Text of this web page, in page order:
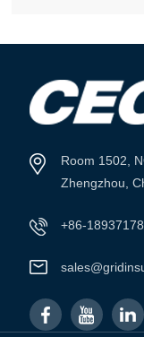
Room 1502,
Zhengzhou,
+86-